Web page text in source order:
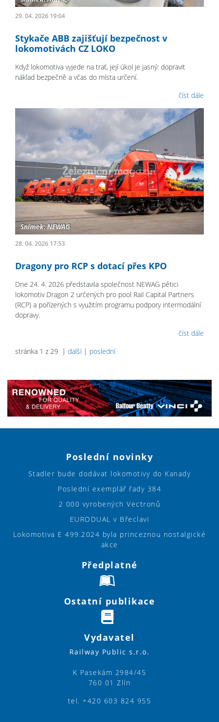
29. 04. 2026 19:04
Stykače ABB zajišťují bezpečnost v
lokomotivách CZ LOKO
Když lokomotiva vyjede na trať, její úkol je jasný: dopravit
náklad bezpečně a včas do místa určení.
číst dále
28. 04. 2026 17:53
Dragony pro RCP s dotací přes KPO
Dne 24. 4. 2026 představila společnost NEWAG pětici
lokomotiv Dragon 2 určených pro pool Rail Capital Partners
(RCP) a pořízených s využitím programu podpory intermodální
dopravy.
číst dále
stránka 1 z 29 | další| poslední
Poslední novinky
Stadler bude dodávat lokomotivy do Kanady
Poslední exemplář řady 384
2 000 vyrobených Vectronů
EURODUAL v Břeclavi
Lokomotiva E 499.2024 byla princeznou nostalgické
akce
Předplatné
Ostatní publikace
Vydavatel
Railway Public s.r.o.
K Pasekám 2984/45
760 01 Zlín
tel. +420 603 824 955